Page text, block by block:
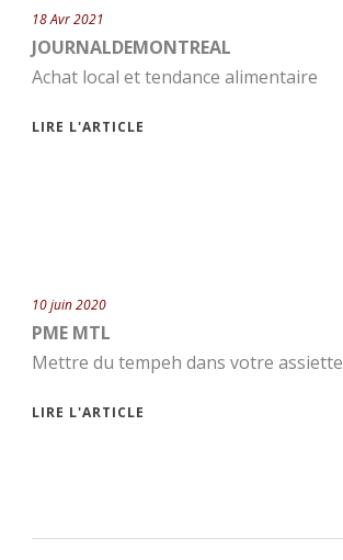
18 Avr 2021
JOURNALDEMONTREAL
Achat local et tendance alimentaire
LIRE L'ARTICLE
10 juin 2020
PME MTL
Mettre du tempeh dans votre assiette
LIRE L'ARTICLE